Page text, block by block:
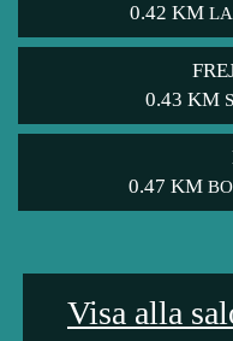
0.42 KM
0.43 KM
0.47 KM
Visa alla